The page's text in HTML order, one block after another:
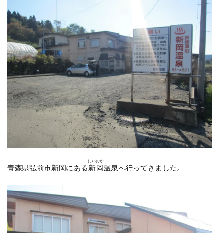
感
想
4
デ
ー
タ
青森県弘前市新岡にある 新岡
にいおか
温泉へ行ってきました。